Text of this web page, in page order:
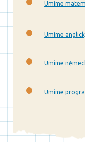
Umíme
Umíme
Umíme
Umíme